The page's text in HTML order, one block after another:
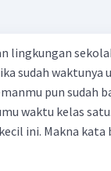
diinterprestasikan
lingkungan
sudah waktunya
pun sudah
waktu kelas
ini. Makna